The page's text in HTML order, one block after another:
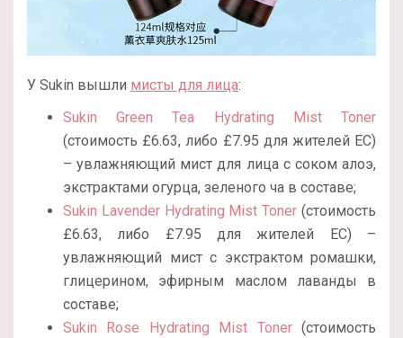
У Sukin вышли мисты для лица:
Sukin Green Tea Hydrating Mist Toner
(стоимость £6.63, либо £7.95 для жителей ЕС)
– увлажняющий мист для лица с соком алоэ,
экстрактами огурца, зеленого ча в составе;
Sukin Lavender Hydrating Mist Toner (стоимость
£6.63, либо £7.95 для жителей ЕС) –
увлажняющий мист с экстрактом ромашки,
глицерином, эфирным маслом лаванды в
составе;
Sukin Rose Hydrating Mist Toner(стоимость